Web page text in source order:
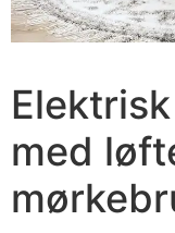
med